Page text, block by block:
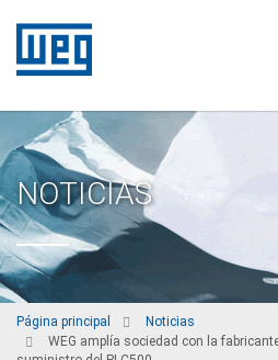
NOTICIAS
Página principal
Noticias
WEG amplía sociedad con la